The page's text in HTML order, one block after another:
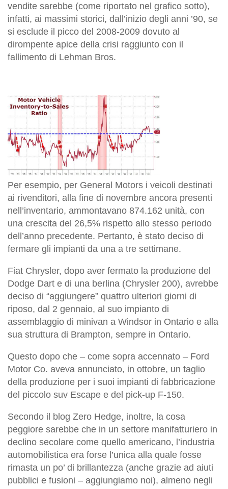
vendite sarebbe (come riportato nel grafico sotto),
infatti, ai massimi storici, dall’inizio degli anni ’90, se
si esclude il picco del 2008-2009 dovuto al
dirompente apice della crisi raggiunto con il
fallimento di Lehman Bros.
Per esempio, per General Motors i veicoli destinati
ai rivenditori, alla fine di novembre ancora presenti
nell’inventario, ammontavano 874.162 unità, con
una crescita del 26,5% rispetto allo stesso periodo
dell’anno precedente. Pertanto, è stato deciso di
fermare gli impianti da una a tre settimane.
Fiat Chrysler, dopo aver fermato la produzione del
Dodge Dart e di una berlina (Chrysler 200), avrebbe
deciso di “aggiungere” quattro ulteriori giorni di
riposo, dal 2 gennaio, al suo impianto di
assemblaggio di minivan a Windsor in Ontario e alla
sua struttura di Brampton, sempre in Ontario.
Questo dopo che – come sopra accennato – Ford
Motor Co. aveva annunciato, in ottobre, un taglio
della produzione per i suoi impianti di fabbricazione
del piccolo suv Escape e del pick-up F-150.
Secondo il blog Zero Hedge, inoltre, la cosa
peggiore sarebbe che in un settore manifatturiero in
declino secolare come quello americano, l’industria
automobilistica era forse l’unica alla quale fosse
rimasta un po’ di brillantezza (anche grazie ad aiuti
pubblici e fusioni – aggiungiamo noi), almeno negli